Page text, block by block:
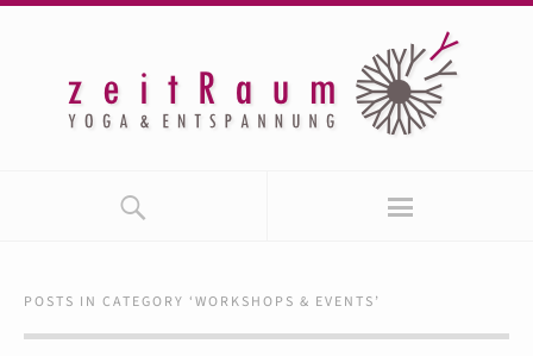
POSTS IN CATEGORY ‘WORKSHOPS & EVENTS’